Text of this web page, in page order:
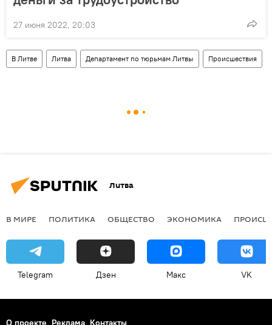
27 июня 2022, 20:03
В Литве Литва Департамент по тюрьмам Литвы Происшествия
Литва
В МИРЕ ПОЛИТИКА ОБЩЕСТВО ЭКОНОМИКА
Telegram Дзен Макс VK
О проекте Реклама Контакты